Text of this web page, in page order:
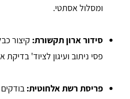
ומסלול אסתטי.
סידור ארון תקשורת: קיצור
פסי ניתוב ועיגון לציוד' בדיקת
פריסת רשת אלחוטית: